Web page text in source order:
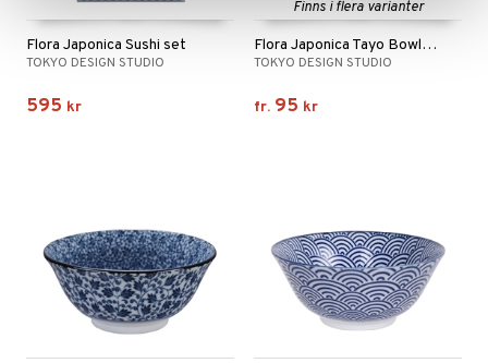
Flora Japonica Sushi set
TOKYO DESIGN STUDIO
595 kr
Finns i flera varianter
Flora Japonica Tayo Bowl 14.8cm
TOKYO DESIGN STUDIO
fr. 95 kr